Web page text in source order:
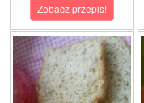
Zobacz przepis!